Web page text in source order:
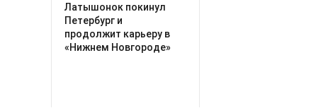
Латышонок покинул
Петербург и
продолжит карьеру в
«Нижнем Новгороде»